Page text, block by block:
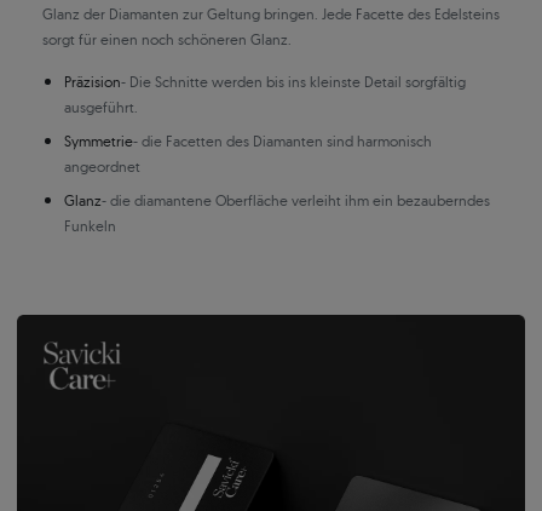
Glanz der Diamanten zur Geltung bringen. Jede Facette des Edelsteins
sorgt für einen noch schöneren Glanz.
Präzision- Die Schnitte werden bis ins kleinste Detail sorgfältig
ausgeführt.
Symmetrie- die Facetten des Diamanten sind harmonisch
angeordnet
Glanz- die diamantene Oberfläche verleiht ihm ein bezauberndes
Funkeln